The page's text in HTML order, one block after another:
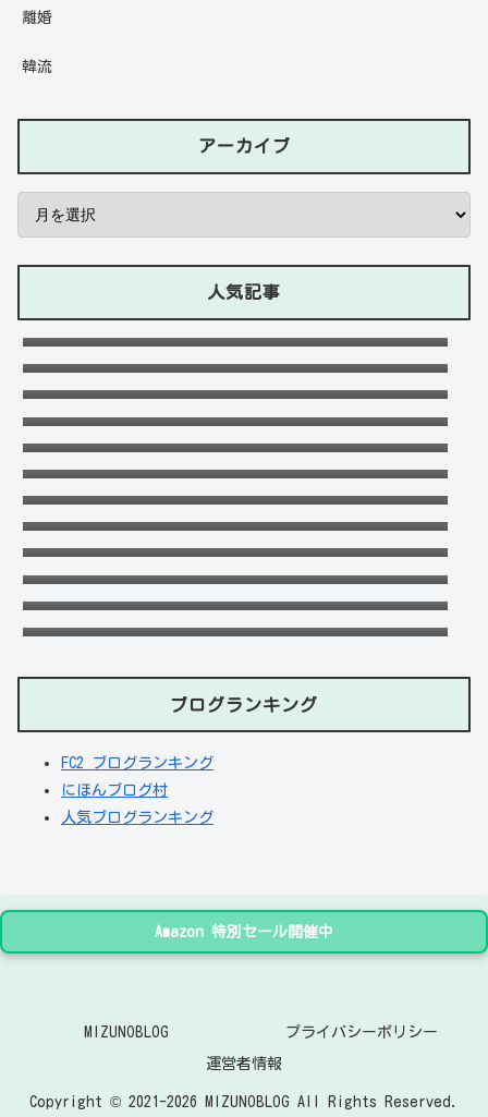
離婚
韓流
アーカイブ
人気記事
石川ケニーは父と兄は野球選手で母親はアメ
リカ人のハーフ！7人大家族！
Lazの彼女や身長に大学・年齢は？イケメン
プロゲーマーの経歴！【ZETA】
竹下パラダイスだーご本名や年齢に身長は？
恋愛対象やイケメンかも調査！
可愛い政田夢乃選手に彼氏の存在が気にな
る！本当に不倫をしているのか？家族構成が
どうなっているのか？を徹底調査！
千早茜の恋人や結婚した夫は誰？子供や本名
に高校は？引越は離婚が理由？
末永けいの経歴や学歴(高校大学)は？妻(嫁)
は末永ゆかりで離婚した？
福田こうへいの結婚相手の嫁(妻)や子供
(娘・息子)など家族構成まとめ！
【画像】聖菜の子供の名前は蘭愛で年齢や父
親は？元旦那との離婚理由も！
ドンマイ川端は結婚した嫁がいる？母親・兄
妹・父親に年収や学歴経歴も！
五条院凌のすっぴんや足太い画像がヤバい！
本当は美脚でスタイル良い？
おだけいの元カノ人気歌手はちゃんみな！過
去の匂わせや動画流出の犯人は？
天畠大輔の妻や母は？医療事故や経歴に大学
進学はモテたかったから！
ブログランキング
FC2 ブログランキング
にほんブログ村
人気ブログランキング
Amazon 特別セール開催中
MIZUNOBLOG プライバシーポリシー
運営者情報
Copyright © 2021-2026 MIZUNOBLOG All Rights Reserved.